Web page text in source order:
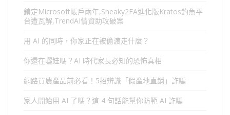
鎖定Microsoft帳戶兩年,Sneaky2FA進化版Kratos釣魚平
台遭瓦解,TrendAI情資助攻破案
用 AI 的同時，你家正在被偷渡走什麼？
你還在曬娃嗎？AI 時代家長必知的恐怖真相
網路買農產品前必看！5招辨識「假產地直銷」詐騙
家人開始用 AI 了嗎？這 4 句話能幫你防範 AI 詐騙